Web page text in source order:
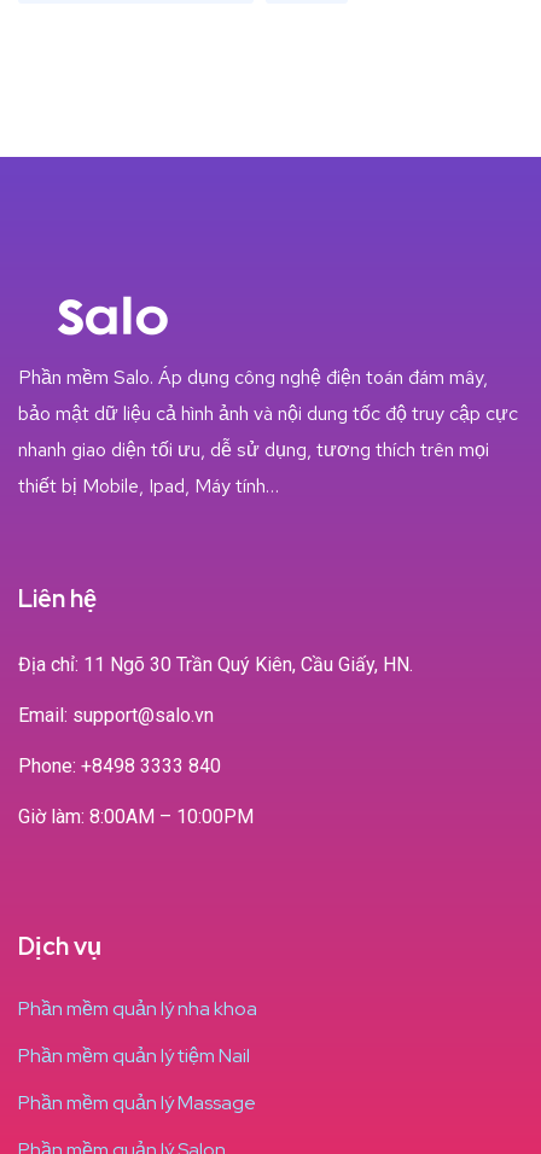
Phần mềm Salo. Áp dụng công nghệ điện toán đám mây,
bảo mật dữ liệu cả hình ảnh và nội dung tốc độ truy cập cực
nhanh giao diện tối ưu, dễ sử dụng, tương thích trên mọi
thiết bị Mobile, Ipad, Máy tính…
Liên hệ
Địa chỉ: 11 Ngõ 30 Trần Quý Kiên, Cầu Giấy, HN.
Email: support@salo.vn
Phone: +8498 3333 840
Giờ làm: 8:00AM – 10:00PM
Dịch vụ
Phần mềm quản lý nha khoa
Phần mềm quản lý tiệm Nail
Phần mềm quản lý Massage